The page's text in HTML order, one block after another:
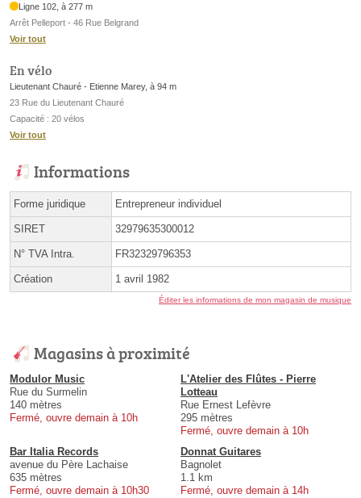
Ligne 102, à 277 m
Arrêt Pelleport - 46 Rue Belgrand
Voir tout
En vélo
Lieutenant Chauré - Etienne Marey, à 94 m
23 Rue du Lieutenant Chauré
Capacité : 20 vélos
Voir tout
Informations
Forme juridique Entrepreneur individuel
SIRET 32979635300012
N° TVA Intra. FR32329796353
Création 1 avril 1982
Éditer les informations de mon magasin de musique
Magasins à proximité
Modulor Music
Rue du Surmelin
140 mètres
Fermé, ouvre demain à 10h
L'Atelier des Flûtes - Pierre
Lotteau
Rue Ernest Lefèvre
295 mètres
Fermé, ouvre demain à 10h
Bar Italia Records
avenue du Père Lachaise
635 mètres
Fermé, ouvre demain à 10h30
Donnat Guitares
Bagnolet
1.1 km
Fermé, ouvre demain à 14h